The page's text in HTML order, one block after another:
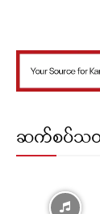
ဆက်စပ်သတ